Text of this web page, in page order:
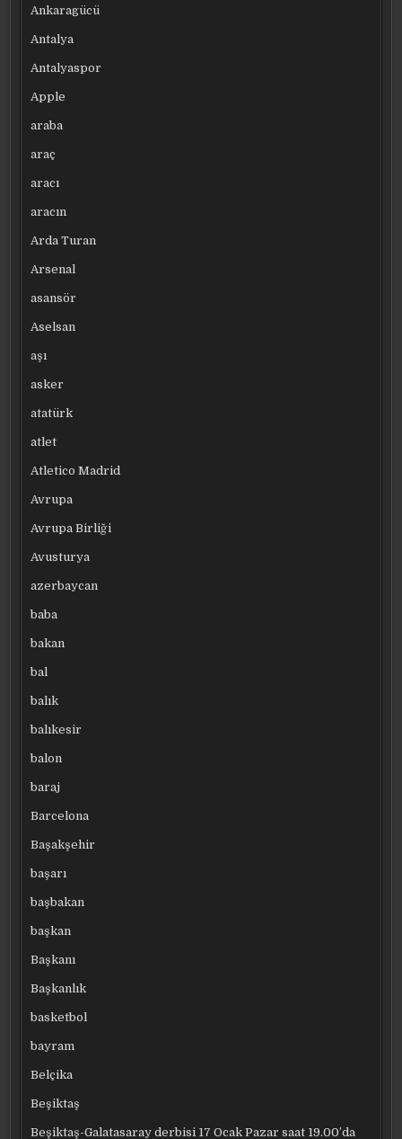
Ankaragücü
Antalya
Antalyaspor
Apple
araba
araç
aracı
aracın
Arda Turan
Arsenal
asansör
Aselsan
aşı
asker
atatürk
atlet
Atletico Madrid
Avrupa
Avrupa Birliği
Avusturya
azerbaycan
baba
bakan
bal
balık
balıkesir
balon
baraj
Barcelona
Başakşehir
başarı
başbakan
başkan
Başkanı
Başkanlık
basketbol
bayram
Belçika
Beşiktaş
Beşiktaş-Galatasaray derbisi 17 Ocak Pazar saat 19.00’da